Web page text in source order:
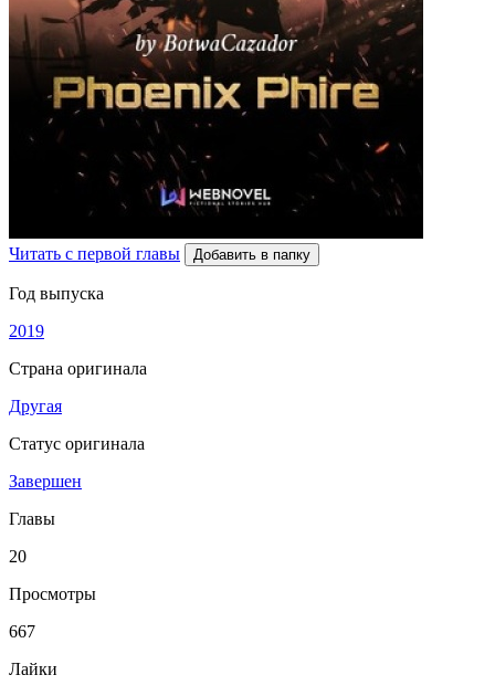
Читать с первой главы Добавить в папку
Год выпуска
2019
Страна оригинала
Другая
Статус оригинала
Завершен
Главы
20
Просмотры
667
Лайки